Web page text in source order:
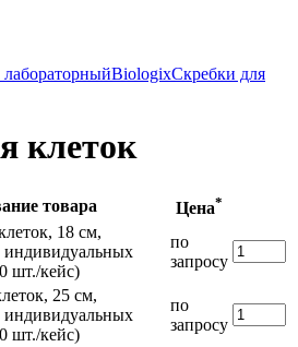
BiologixСкребки для
клеток
товара Цена*
18 см,
индивидуальных
шт./кейс)
по
запросу
25 см,
индивидуальных
шт./кейс)
по
запросу